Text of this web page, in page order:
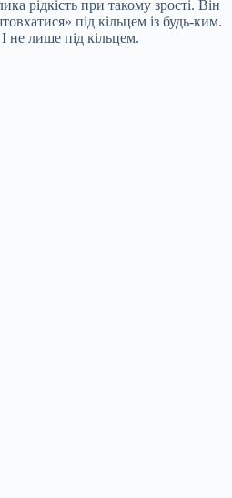
рідкість при такому зрості. Він
під кільцем із будь-ким.
не лише під кільцем.